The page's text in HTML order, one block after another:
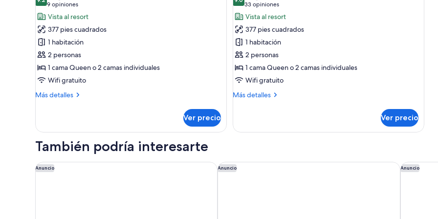
habitaciones
fotos
de
Habitación
Deluxe
9.2 de 10
9 opiniones
(9
opiniones)
Vista al resort
377 pies cuadrados
1 habitación
2 personas
1 cama Queen o 2 camas individuales
Wifi gratuito
Más detalles
Más
Deluxe
Ver precio
fotos
de
Habitación
ejecutiva
9.0 de 10
33 opiniones
(33
opiniones)
Vista al resort
377 pies cuadrados
1 habitación
2 personas
1 cama Queen o 2 camas individuales
Wifi gratuito
Más detalles
Más
ejecutiva
Ver precio
También podría interesarte
Anuncio
Sheraton Buenos Aires Greenville Polo & Resort Anuncio
Hilton Buenos Aires Anuncio
NH